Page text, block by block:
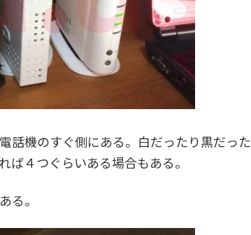
話機のすぐ側にある。白だったり黒だった
ば４つぐらいある場合もある。
る。